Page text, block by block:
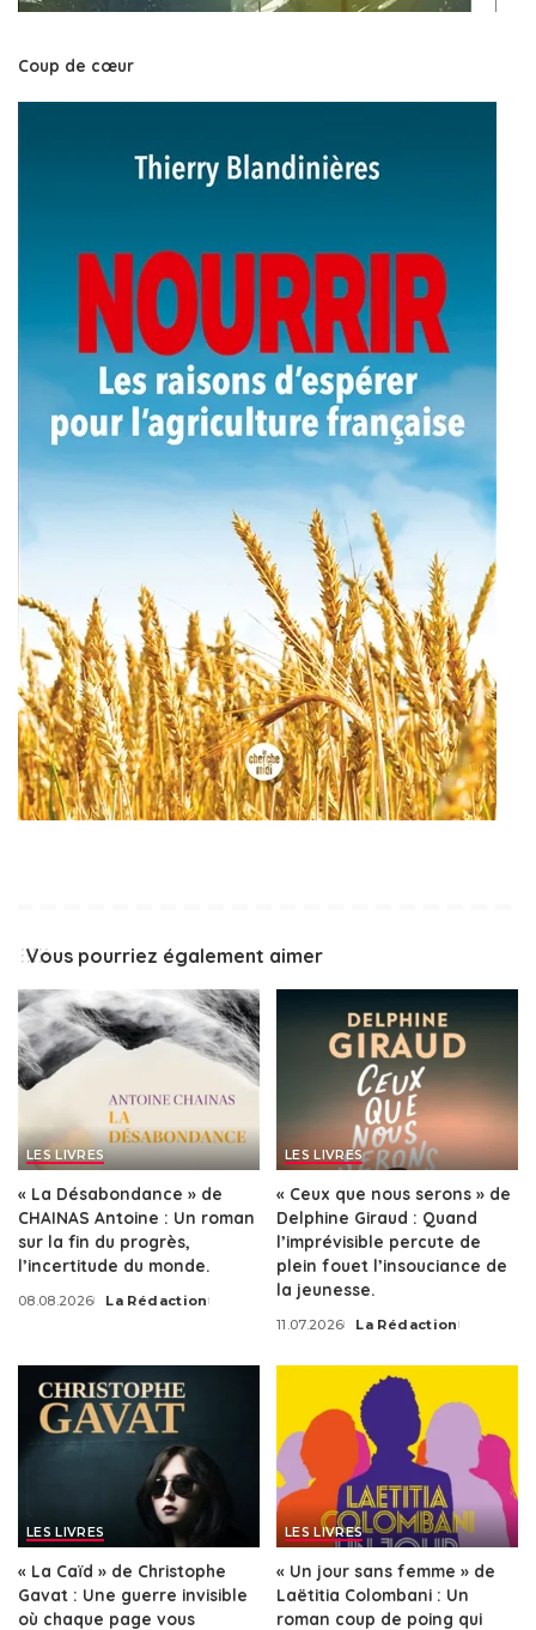
Coup de cœur
Vous pourriez également aimer
LES LIVRES
« La Désabondance » de
CHAINAS Antoine : Un roman
sur la fin du progrès,
l’incertitude du monde.
08.08.2026
Posted
La Rédaction
LES LIVRES
« Ceux que nous serons » de
Delphine Giraud : Quand
l’imprévisible percute de
plein fouet l’insouciance de
la jeunesse.
11.07.2026
Posted
La Rédaction
LES LIVRES
« La Caïd » de Christophe
Gavat : Une guerre invisible
où chaque page vous
LES LIVRES
« Un jour sans femme » de
Laëtitia Colombani : Un
roman coup de poing qui